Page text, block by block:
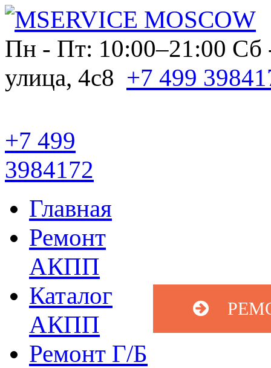
Пн - Пт: 10:00–21:00 Сб
улица, 4с8 +7 499
+7 499
3984172
Главная
Ремонт
АКПП
Каталог
АКПП
Ремонт Г/Б